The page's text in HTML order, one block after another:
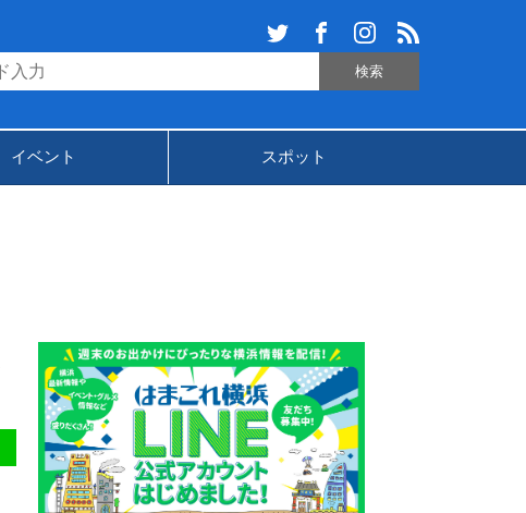
イベント スポット